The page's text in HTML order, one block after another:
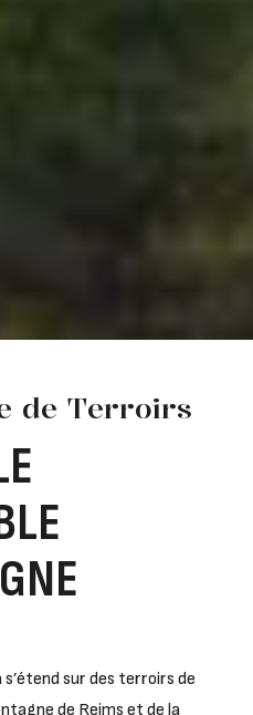
de Terroirs
s’étend sur des terroirs de
de Reims et de la